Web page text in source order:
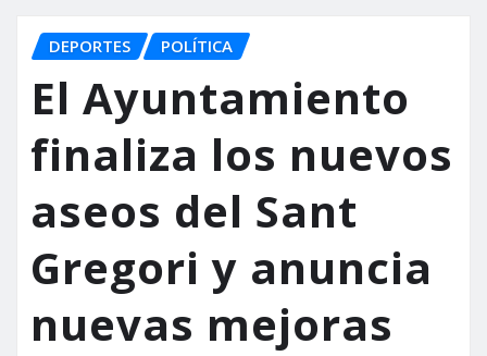
DEPORTES POLÍTICA
El Ayuntamiento
finaliza los nuevos
aseos del Sant
Gregori y anuncia
nuevas mejoras